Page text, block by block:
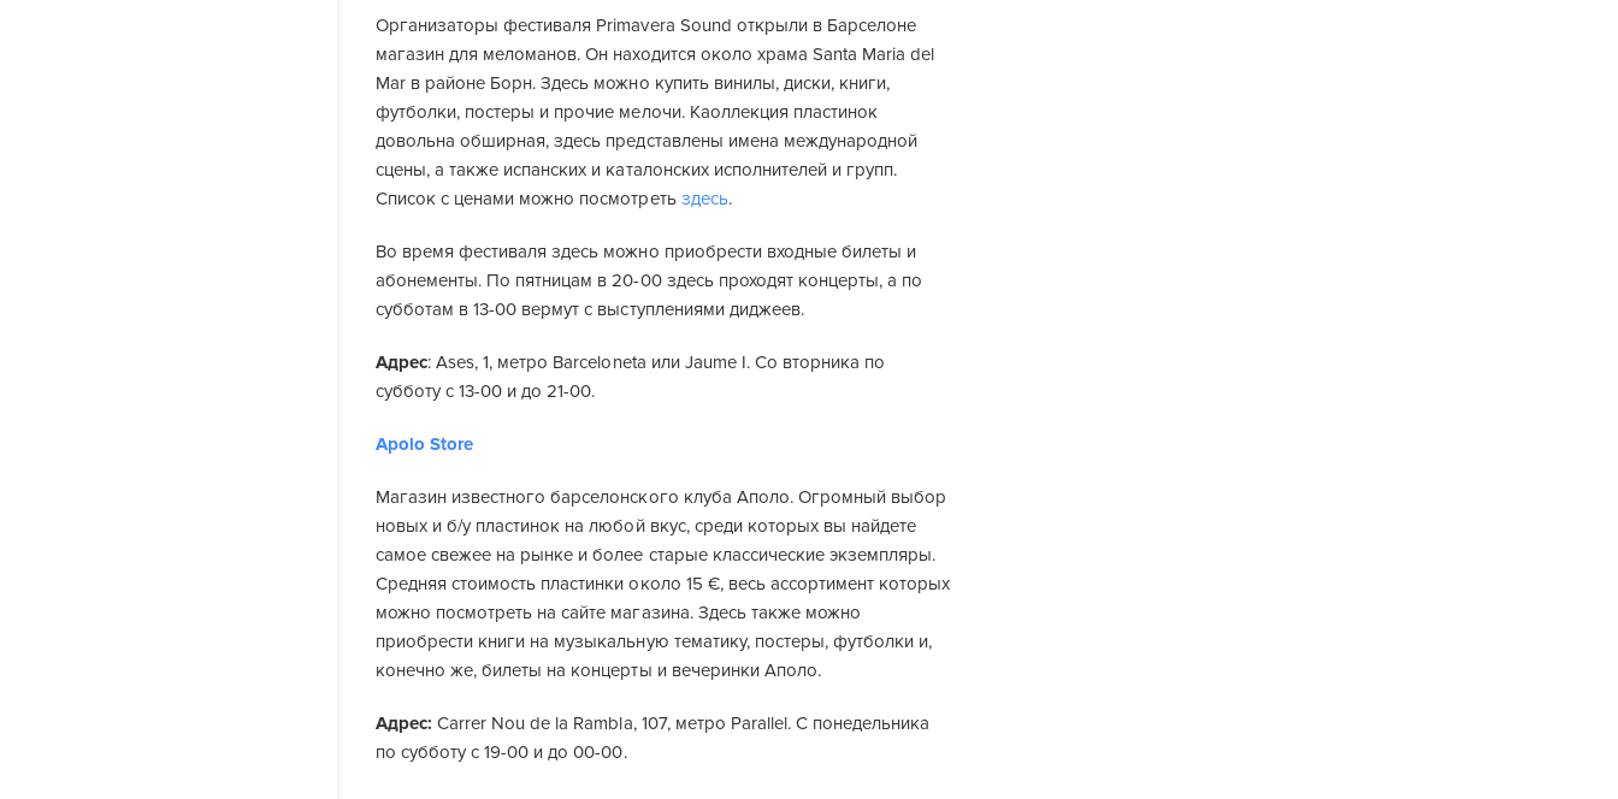
Организаторы фестиваля Primavera Sound открыли в Барселоне
магазин для меломанов. Он находится около храма Santa Maria del
Mar в районе Борн. Здесь можно купить винилы, диски, книги,
футболки, постеры и прочие мелочи. Каоллекция пластинок
довольна обширная, здесь представлены имена международной
сцены, а также испанских и каталонских исполнителей и групп.
Список с ценами можно посмотреть здесь.
Во время фестиваля здесь можно приобрести входные билеты и
абонементы. По пятницам в 20-00 здесь проходят концерты, а по
субботам в 13-00 вермут с выступлениями диджеев.
Адрес: Ases, 1, метро Barceloneta или Jaume I. Со вторника по
субботу с 13-00 и до 21-00.
Apolo Store
Магазин известного барселонского клуба Аполо. Огромный выбор
новых и б/у пластинок на любой вкус, среди которых вы найдете
самое свежее на рынке и более старые классические экземпляры.
Средняя стоимость пластинки около 15 €, весь ассортимент которых
можно посмотреть на сайте магазина. Здесь также можно
приобрести книги на музыкальную тематику, постеры, футболки и,
конечно же, билеты на концерты и вечеринки Аполо.
Адрес: Carrer Nou de la Rambla, 107, метро Parallel. С понедельника
по субботу с 19-00 и до 00-00.